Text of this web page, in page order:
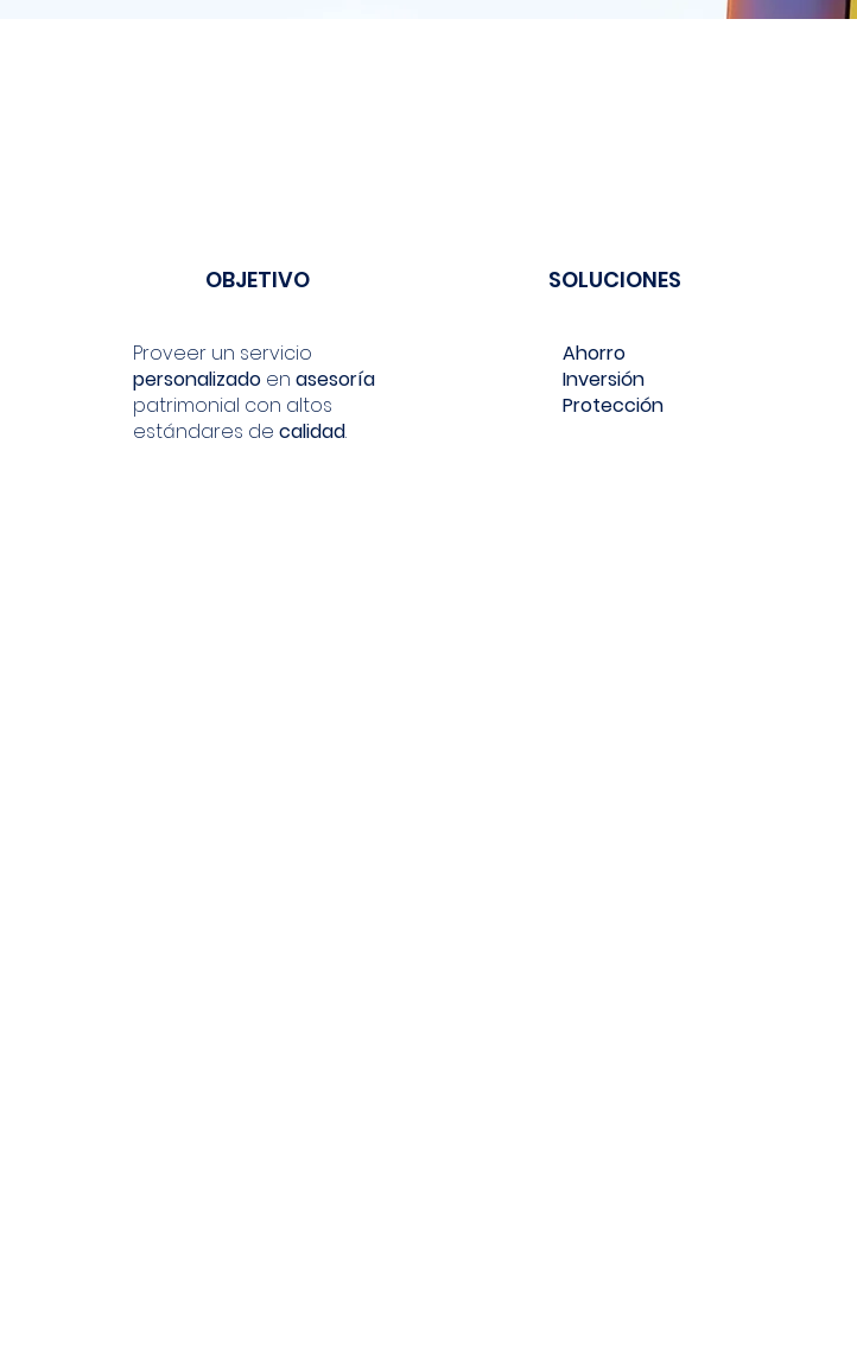
OBJETIVO
Proveer un servicio
personalizado en asesoría
patrimonial con altos
estándares de calidad.
SOLUCIONES
Ahorro
Inversión
Protección